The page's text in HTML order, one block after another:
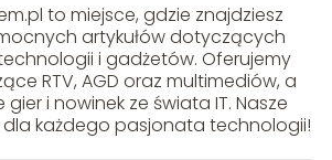
to miejsce, gdzie znajdziesz
artykułów dotyczących
i gadżetów. Oferujemy
RTV, AGD oraz multimediów, a
gier i nowinek ze świata IT. Nasze
każdego pasjonata technologii!